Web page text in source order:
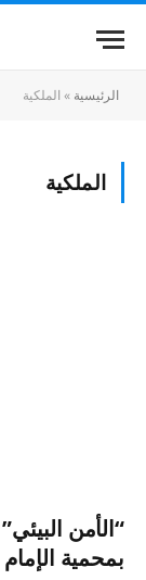
الرئيسية » الملكية
الملكية
بمحمية